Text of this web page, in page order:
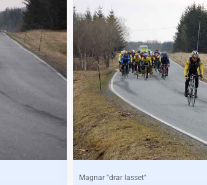
Magnar "drar lasset"